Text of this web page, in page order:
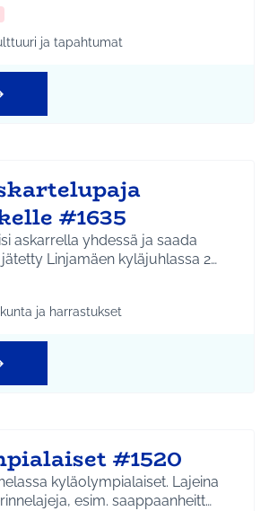
mukaan: Kellokoski
tulokset teeman mukaan: Kulttuuri ja
ja tapahtumat
#1635
askarrella yhdessä ja saada
Idea jätetty Linjamäen kyläjuhlassa 2…
mukaan: Kellokoski
tulokset teeman mukaan: Liikunta ja
ja harrastukset
#1520
kyläolympialaiset. Lajeina
esim. saappaanheitt…